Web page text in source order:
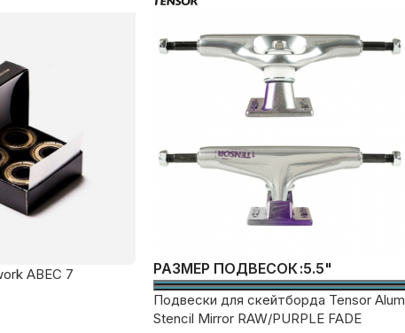
ABEC 7 РАЗМЕР ПОДВЕСОК 5.5"
Подвески для скейтборда Tensor Alum
Stencil Mirror RAW/PURPLE FADE